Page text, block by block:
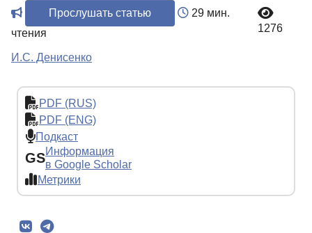
Прослушать статью
29 мин.
чтения
1276
И.С. Денисенко
PDF (RUS)
PDF (ENG)
Подкаст
GSИнформация
в Google Scholar
Метрики